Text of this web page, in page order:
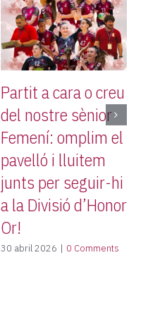
Partit a cara o creu
del nostre sènior
Femení: omplim el
pavelló i lluitem
junts per seguir-hi
a la Divisió d’Honor
Or!
30 abril 2026 | 0 Comments